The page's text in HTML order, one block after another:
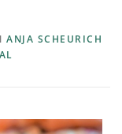
ANJA SCHEURICH